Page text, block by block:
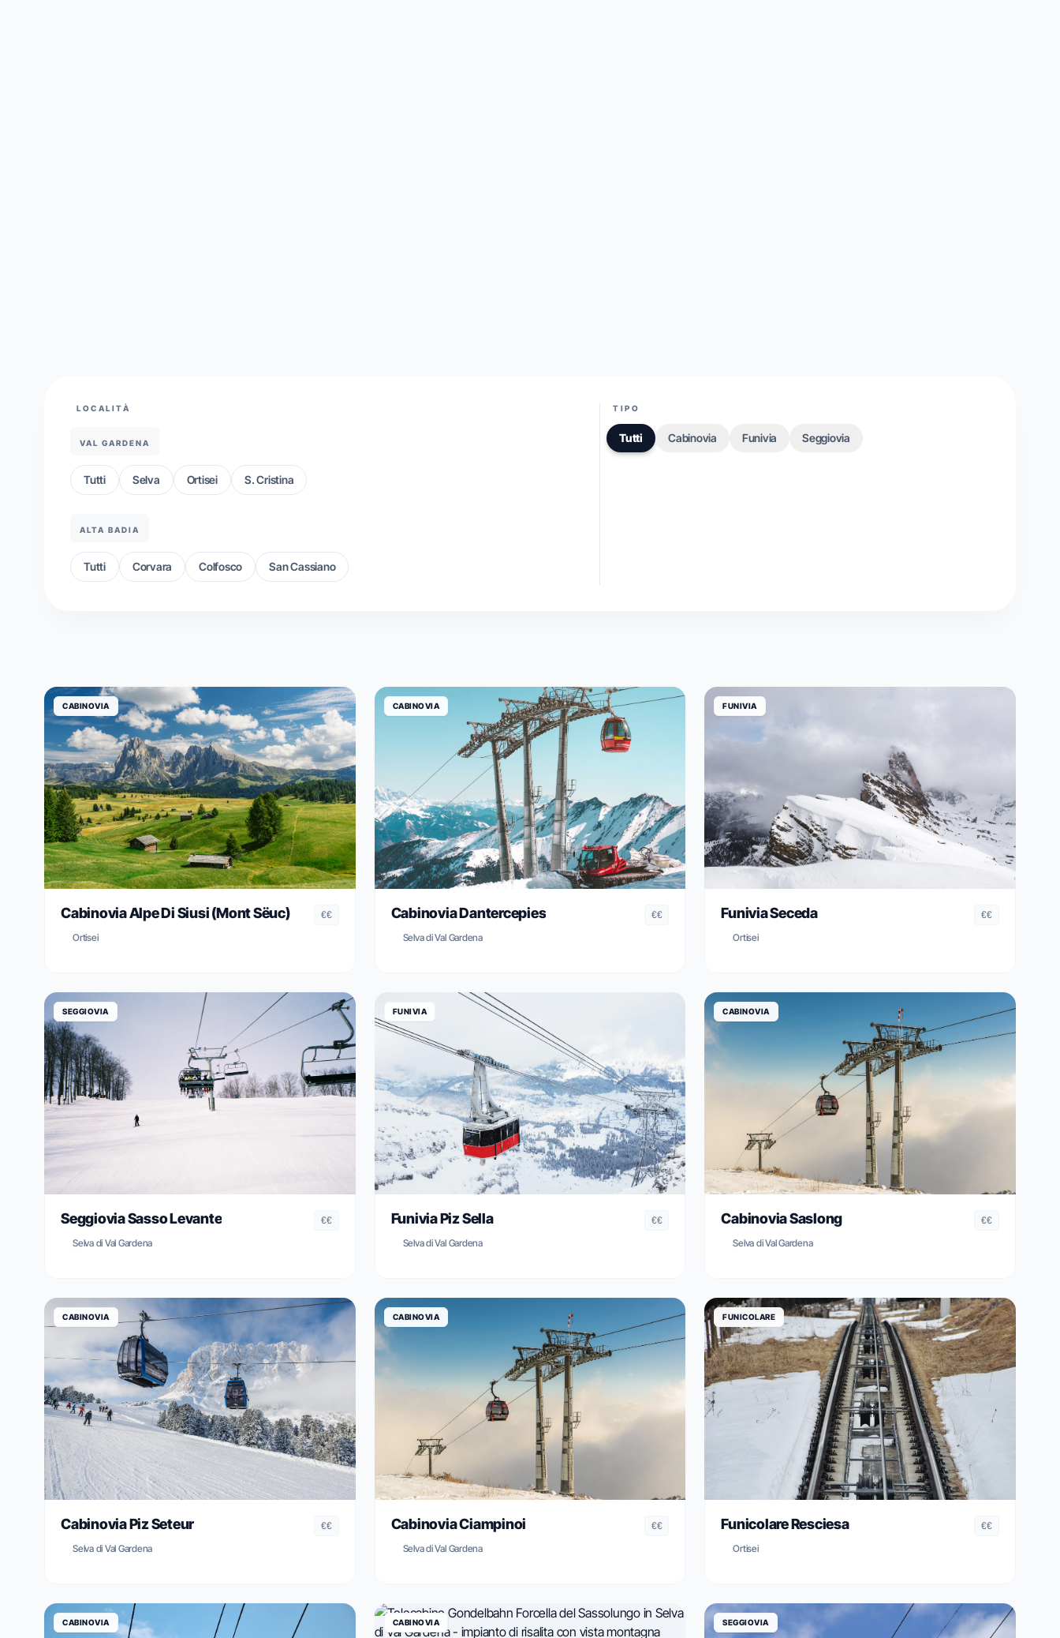
LOCALITÀ
VAL GARDENA
Tutti Selva Ortisei S. Cristina
ALTA BADIA
Tutti Corvara Colfosco San Cassiano
TIPO
Tutti Cabinovia Funivia Seggiovia
CABINOVIA
Cabinovia Alpe Di Siusi (Mont Sëuc) €€
Ortisei
CABINOVIA
Cabinovia Dantercepies €€
Selva di Val Gardena
FUNIVIA
Funivia Seceda €€
Ortisei
SEGGIOVIA
Seggiovia Sasso Levante €€
Selva di Val Gardena
FUNIVIA
Funivia Piz Sella €€
Selva di Val Gardena
CABINOVIA
Cabinovia Saslong €€
Selva di Val Gardena
CABINOVIA
Cabinovia Piz Seteur €€
Selva di Val Gardena
CABINOVIA
Cabinovia Ciampinoi €€
Selva di Val Gardena
FUNICOLARE
Funicolare Resciesa €€
Ortisei
CABINOVIA CABINOVIA SEGGIOVIA